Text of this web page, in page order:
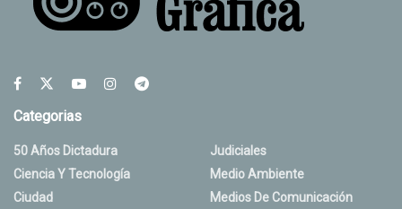
Categorias
50 Años Dictadura
Ciencia Y Tecnología
Ciudad
Judiciales
Medio Ambiente
Medios De Comunicación